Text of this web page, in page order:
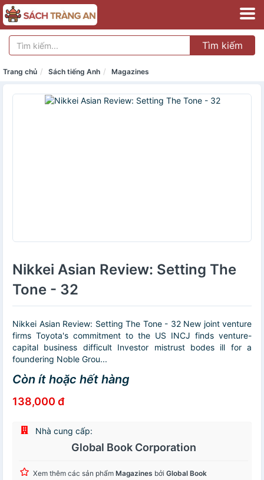
Tìm kiếm
Trang chủ Sách tiếng Anh Magazines
Nikkei Asian Review: Setting The
Tone - 32
Nikkei Asian Review: Setting The Tone - 32 New joint venture
firms Toyota's commitment to the US INCJ finds venture-
capital business difficult Investor mistrust bodes ill for a
foundering Noble Grou...
Còn ít hoặc hết hàng
138,000 đ
Nhà cung cấp:
Global Book Corporation
Xem thêm các sản phẩm Magazines bởi Global Book